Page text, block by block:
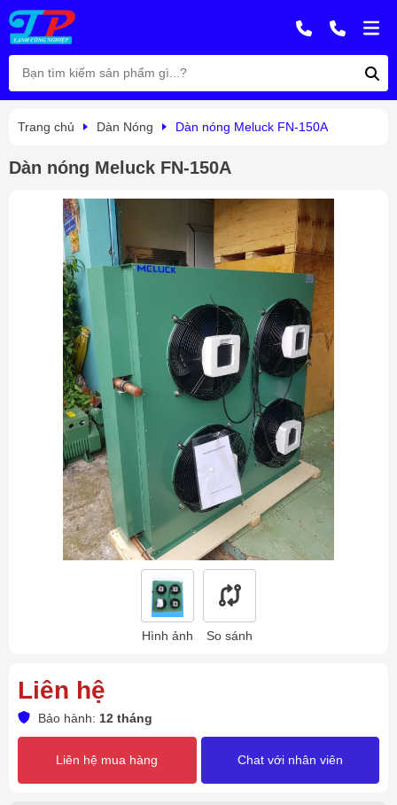
Trang chủ Dàn Nóng Dàn nóng Meluck FN-150A
Dàn nóng Meluck FN-150A
Hình ảnh So sánh
Liên hệ
Bảo hành: 12 tháng
Liên hệ mua hàng Chat với nhân viên